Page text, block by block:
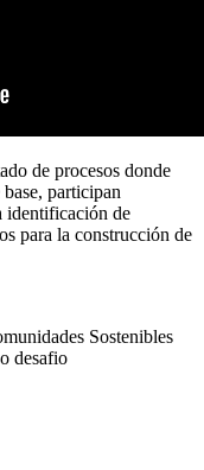
de procesos donde
participan
identificación de
para la construcción de
Sostenibles
desafio